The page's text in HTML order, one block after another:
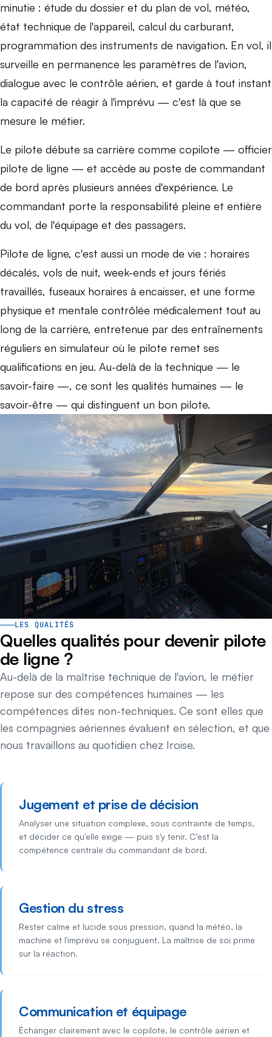
minutie : étude du dossier et du plan de vol, météo,
état technique de l'appareil, calcul du carburant,
programmation des instruments de navigation. En vol, il
surveille en permanence les paramètres de l'avion,
dialogue avec le contrôle aérien, et garde à tout instant
la capacité de réagir à l'imprévu — c'est là que se
mesure le métier.
Le pilote débute sa carrière comme copilote — officier
pilote de ligne — et accède au poste de commandant
de bord après plusieurs années d'expérience. Le
commandant porte la responsabilité pleine et entière
du vol, de l'équipage et des passagers.
Pilote de ligne, c'est aussi un mode de vie : horaires
décalés, vols de nuit, week-ends et jours fériés
travaillés, fuseaux horaires à encaisser, et une forme
physique et mentale contrôlée médicalement tout au
long de la carrière, entretenue par des entraînements
réguliers en simulateur où le pilote remet ses
qualifications en jeu. Au-delà de la technique — le
savoir-faire —, ce sont les qualités humaines — le
savoir-être — qui distinguent un bon pilote.
LES QUALITÉS
Quelles qualités pour devenir pilote
de ligne ?
Au-delà de la maîtrise technique de l'avion, le métier
repose sur des compétences humaines — les
compétences dites non-techniques. Ce sont elles que
les compagnies aériennes évaluent en sélection, et que
nous travaillons au quotidien chez Iroise.
Jugement et prise de décision
Analyser une situation complexe, sous contrainte de temps,
et décider ce qu'elle exige — puis s'y tenir. C'est la
compétence centrale du commandant de bord.
Gestion du stress
Rester calme et lucide sous pression, quand la météo, la
machine et l'imprévu se conjuguent. La maîtrise de soi prime
sur la réaction.
Communication et équipage
Échanger clairement avec le copilote, le contrôle aérien et